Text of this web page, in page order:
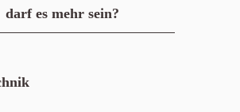
darf es mehr sein?